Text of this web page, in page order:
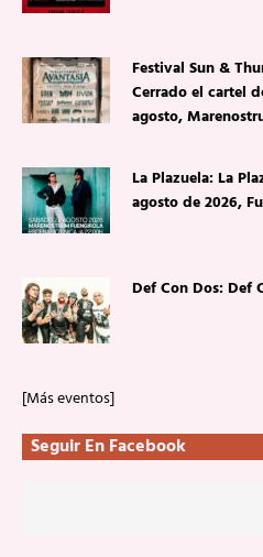
Festival Sun &
Cerrado el cartel
agosto,
La Plazuela: La
agosto de 2026,
Def Con Dos: Def
[Más eventos]
Seguir En Facebook